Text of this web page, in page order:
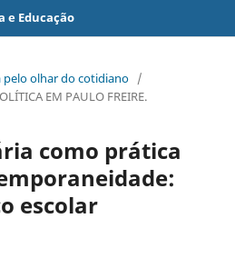
e Educação
pelo olhar do cotidiano /
EM PAULO FREIRE.
como prática
escolar